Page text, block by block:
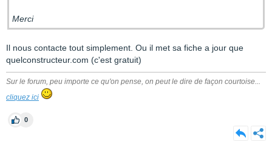
Merci
Il nous contacte tout simplement. Ou il met sa fiche a jour que
quelconstructeur.com (c'est gratuit)
Sur le forum, peu importe ce qu'on pense, on peut le dire de façon courtoise...
cliquez ici
0